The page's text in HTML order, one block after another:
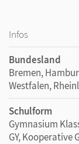
Infos
Bundesland
Bremen,
Westfalen,
Schulform
Gymnasium
GY, Kooperative